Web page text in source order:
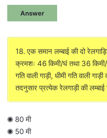
Answer
18. एक समान लम्बाई की दो
क्रमशः 46 किमी/घं तथा 36
गति वाली गाड़ी, धीमी गति वाली
तदनुसार प्रत्येक रेलगाड़ी की लम्बाई
◉ 80 मी
◉ 50 मी